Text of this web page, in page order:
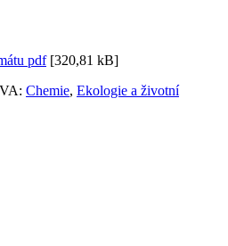
pdf[320,81 kB]
Chemie, Ekologie a životní